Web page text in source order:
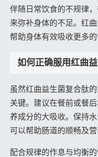
伴随日常饮食的不规律
来弥补身体的不足。红
帮助身体有效吸收更多
如何正确服用红曲
虽然红曲益生菌复合肽
关键。建议在餐前或餐
养成分的大吸收。保持
可以帮助肠道的顺畅及营
配合规律的作息与均衡